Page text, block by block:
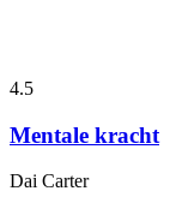
4.5
Mentale kracht
Dai Carter